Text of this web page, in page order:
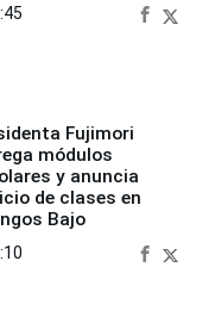
Fujimori
módulos
y anuncia
de clases en
Bajo